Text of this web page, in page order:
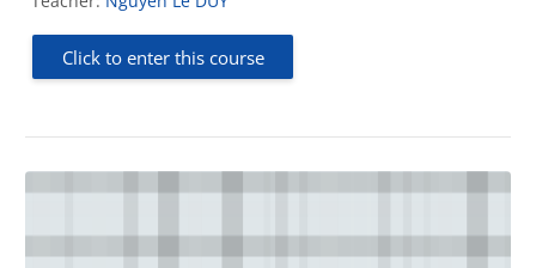
Click to enter this course